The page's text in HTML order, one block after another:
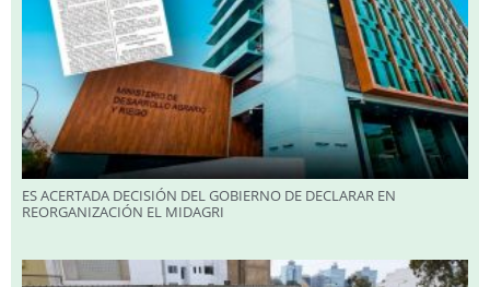
ES ACERTADA DECISIÓN DEL GOBIERNO DE DECLARAR EN
REORGANIZACIÓN EL MIDAGRI